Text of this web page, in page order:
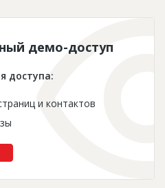
демо-доступ
доступа:
и контактов